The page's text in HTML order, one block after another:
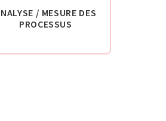
/ MESURE DES
PROCESSUS